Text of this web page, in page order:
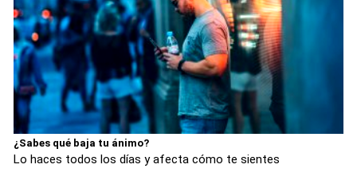
¿Sabes qué baja tu ánimo?
Lo haces todos los días y afecta cómo te sientes